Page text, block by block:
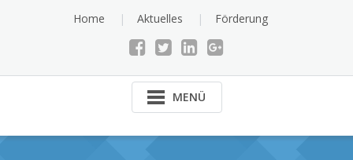
Home Aktuelles Förderung
MENÜ